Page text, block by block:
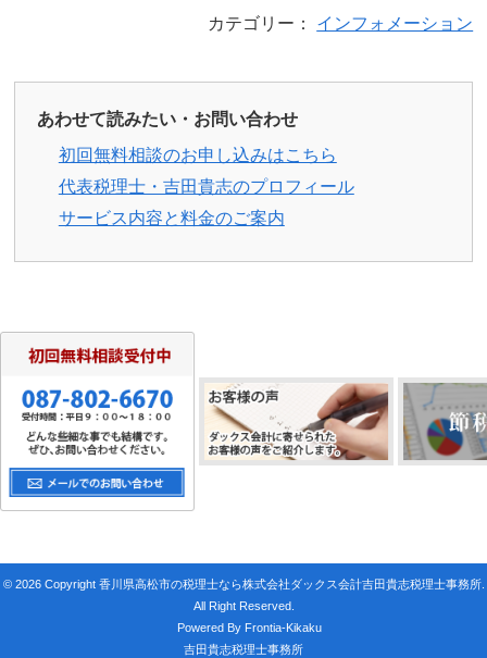
カテゴリー： インフォメーション
あわせて読みたい・お問い合わせ
初回無料相談のお申し込みはこちら
代表税理士・吉田貴志のプロフィール
サービス内容と料金のご案内
© 2026 Copyright 香川県高松市の税理士なら株式会社ダックス会計吉田貴志税理士事務所.
All Right Reserved.
Powered By Frontia-Kikaku
吉田貴志税理士事務所